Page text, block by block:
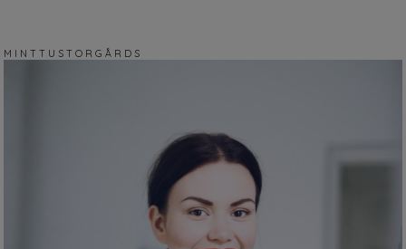
M I N T T U S T O R G Å R D S